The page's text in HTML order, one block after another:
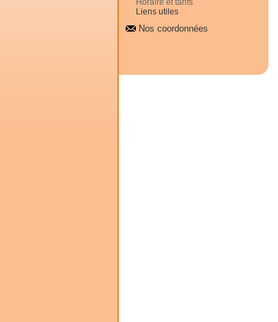
Horaire et tarifs
Liens utiles
Nos coordonnées